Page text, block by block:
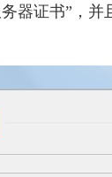
证书”，并